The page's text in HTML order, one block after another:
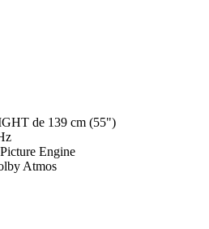
de 139 cm (55")
Engine
Atmos